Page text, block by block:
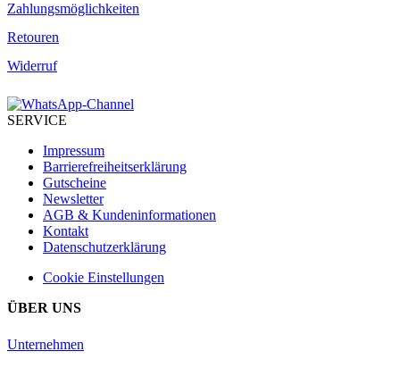
Zahlungsmöglichkeiten
Retouren
Widerruf
SERVICE
Impressum
Barrierefreiheitserklärung
Gutscheine
Newsletter
AGB & Kundeninformationen
Kontakt
Datenschutzerklärung
Cookie Einstellungen
ÜBER UNS
Unternehmen